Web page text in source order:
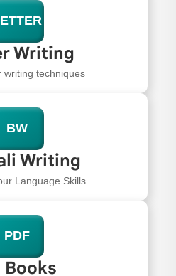
Writing
writing techniques
BW
Writing
Language Skills
PDF
Books